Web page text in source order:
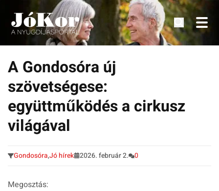
Tovább
tartalomra
Tudnivalók, érdekességek idősek számára.
A Gondosóra új
szövetségese:
együttműködés a cirkusz
világával
Gondosóra,Jó hírek 2026. február 2. 0
Megosztás: